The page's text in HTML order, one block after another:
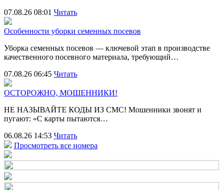
07.08.26 08:01 Читать
Особенности уборки семенных посевов
Уборка семенных посевов — ключевой этап в производстве
качественного посевного материала, требующий…
07.08.26 06:45 Читать
ОСТОРОЖНО, МОШЕННИКИ!
НЕ НАЗЫВАЙТЕ КОДЫ ИЗ СМС! Мошенники звонят и
пугают: «С карты пытаются…
06.08.26 14:53 Читать
Просмотреть все номера